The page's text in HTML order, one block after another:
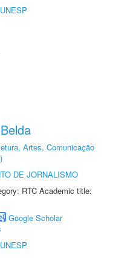
Artes, Comunicação
DE JORNALISMO
RTC Academic title:
Google Scholar